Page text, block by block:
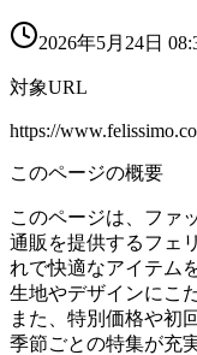
2026年5月24日
対象URL
https://
このページの概要
このページは、ファ
通販を提供するフェ
れで快適なアイテム
生地やデザインにこ
また、特別価格や初
季節ごとの特集が充